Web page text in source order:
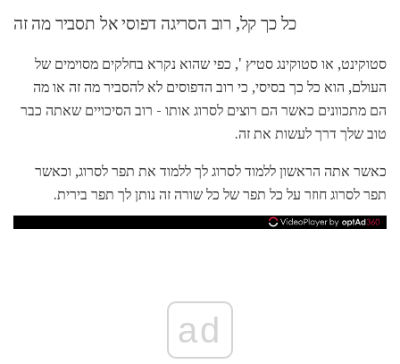
כל כך קל, רוב הסריגה דפוסי אל תסביר מה זה
סטוקינט, או סטוקינג סטיץ ', כפי שהוא נקרא בחלקים מסוימים של
העולם, הוא כל כך בסיסי, כי רוב הדפוסים לא להסביר מה זה או מה
הם מתכוונים כאשר הם רוצים לסרוג אותו - רוב הסיכויים שאתה כבר
טוב שלך דרך לעשות את זה.
כאשר אתה הראשון ללמוד לסרוג לך ללמוד את תפר לסרוג, וכאשר
תפר לסרוג חוזר על כל תפר של כל שורה זה נותן לך תפר בירית.
ad